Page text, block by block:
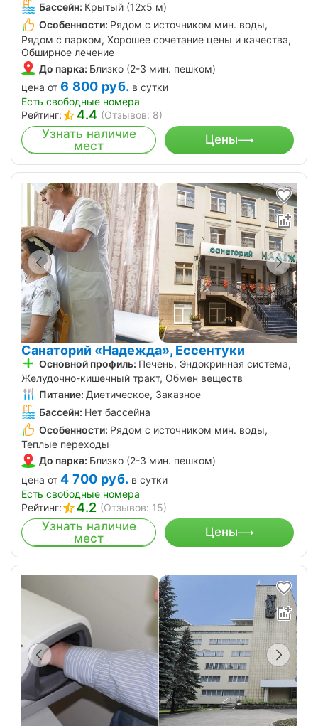
Бассейн: Крытый (12х5 м)
Особенности: Рядом с источником мин. воды,
Рядом с парком, Хорошее сочетание цены и качества,
Обширное лечение
До парка: Близко (2-3 мин. пешком)
цена от 6 800 руб. в сутки
Есть свободные номера
Рейтинг:
4.4 (Отзывов: 8)
Узнать наличие
мест
Цены
Санаторий «Надежда», Ессентуки
Основной профиль: Печень, Эндокринная система,
Желудочно-кишечный тракт, Обмен веществ
Питание: Диетическое, Заказное
Бассейн: Нет бассейна
Особенности: Рядом с источником мин. воды,
Теплые переходы
До парка: Близко (2-3 мин. пешком)
цена от 4 700 руб. в сутки
Есть свободные номера
Рейтинг:
4.2 (Отзывов: 15)
Узнать наличие
мест
Цены